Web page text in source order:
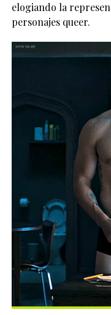
elogiando la
personajes queer.